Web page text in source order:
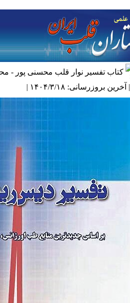
کتاب تفسیر نوار قلب محسنی پور -
| آخرین بروزرسانی: ۱۴۰۴/۳/۱۸ |